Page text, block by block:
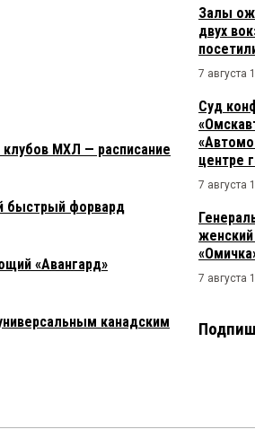
МХЛ — расписание
быстрый форвард
«Авангард»
канадским
Залы
двух
7 августа
Суд
центре
7 августа
7 августа